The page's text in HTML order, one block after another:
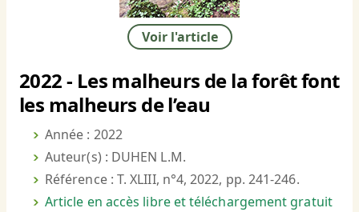
Voir l'article
2022 - Les malheurs de la forêt font
les malheurs de l’eau
Année : 2022
Auteur(s) : DUHEN L.M.
Référence : T. XLIII, n°4, 2022, pp. 241-246.
Article en accès libre et téléchargement gratuit